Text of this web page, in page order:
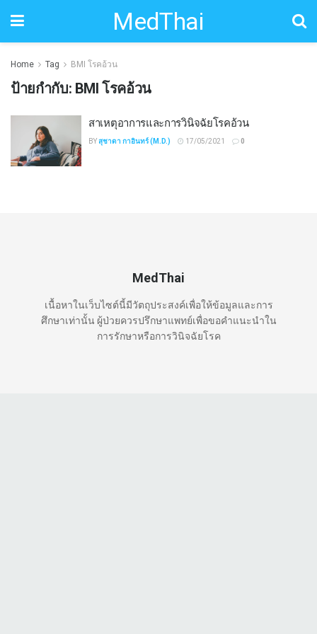
MedThai
Home Tag BMI โรคอ้วน
ป้ายกำกับ: BMI โรคอ้วน
สาเหตุอาการและการวินิจฉัยโรคอ้วน
BYสุชาดา กาอินทร์ (M.D.) 17/05/2021 0
MedThai
เนื้อหาในเว็บไซต์นี้มีวัตถุประสงค์เพื่อให้ข้อมูลและการ
ศึกษาเท่านั้น ผู้ป่วยควรปรึกษาแพทย์เพื่อขอคำแนะนำใน
การรักษาหรือการวินิจฉัยโรค